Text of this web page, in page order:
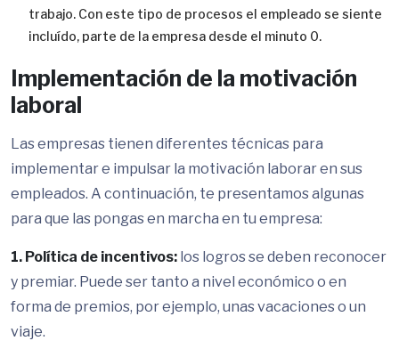
trabajo. Con este tipo de procesos el empleado se siente
incluído, parte de la empresa desde el minuto 0.
Implementación de la motivación
laboral
Las empresas tienen diferentes técnicas para
implementar e impulsar la motivación laborar en sus
empleados. A continuación, te presentamos algunas
para que las pongas en marcha en tu empresa:
1. Política de incentivos: los logros se deben reconocer
y premiar. Puede ser tanto a nivel económico o en
forma de premios, por ejemplo, unas vacaciones o un
viaje.